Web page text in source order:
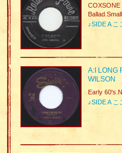
COXSONE
♪SIDE A
A:I LONG
WILSON
Early
♪SIDE A